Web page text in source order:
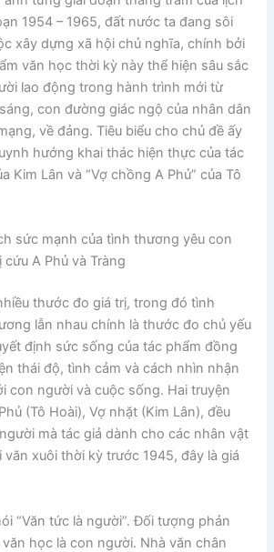
1954 – 1965, đất nước ta đang sôi
xây dựng xã hội chủ nghĩa, chính bởi
văn học thời kỳ này thể hiện sâu sắc
lao động trong hành trình mới từ
con đường giác ngộ của nhân dân
về đảng. Tiêu biểu cho chủ đề ấy
hướng khai thác hiện thực của tác
Kim Lân và “Vợ chồng A Phủ” của Tô
sức mạnh của tình thương yêu con
A Phủ và Tràng
thước đo giá trị, trong đó tình
lẫn nhau chính là thước đo chủ yếu
định sức sống của tác phẩm đồng
thái độ, tình cảm và cách nhìn nhận
con người và cuộc sống. Hai truyện
(Tô Hoài), Vợ nhặt (Kim Lân), đều
mà tác giả dành cho các nhân vật
văn xuôi thời kỳ trước 1945, đây là giá
“Văn tức là người”. Đối tượng phản
học là con người. Nhà văn chân